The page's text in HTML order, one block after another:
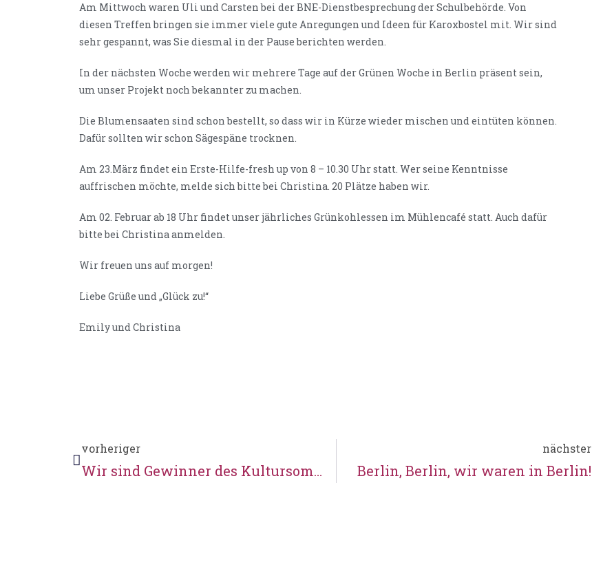
Am Mittwoch waren Uli und Carsten bei der BNE-Dienstbesprechung der Schulbehörde. Von
diesen Treffen bringen sie immer viele gute Anregungen und Ideen für Karoxbostel mit. Wir sind
sehr gespannt, was Sie diesmal in der Pause berichten werden.
In der nächsten Woche werden wir mehrere Tage auf der Grünen Woche in Berlin präsent sein,
um unser Projekt noch bekannter zu machen.
Die Blumensaaten sind schon bestellt, so dass wir in Kürze wieder mischen und eintüten können.
Dafür sollten wir schon Sägespäne trocknen.
Am 23.März findet ein Erste-Hilfe-fresh up von 8 – 10.30 Uhr statt. Wer seine Kenntnisse
auffrischen möchte, melde sich bitte bei Christina. 20 Plätze haben wir.
Am 02. Februar ab 18 Uhr findet unser jährliches Grünkohlessen im Mühlencafé statt. Auch dafür
bitte bei Christina anmelden.
Wir freuen uns auf morgen!
Liebe Grüße und „Glück zu!“
Emily und Christina
vorheriger
Wir sind Gewinner des Kultursommerpreises!
nächster
Berlin, Berlin, wir waren in Berlin!